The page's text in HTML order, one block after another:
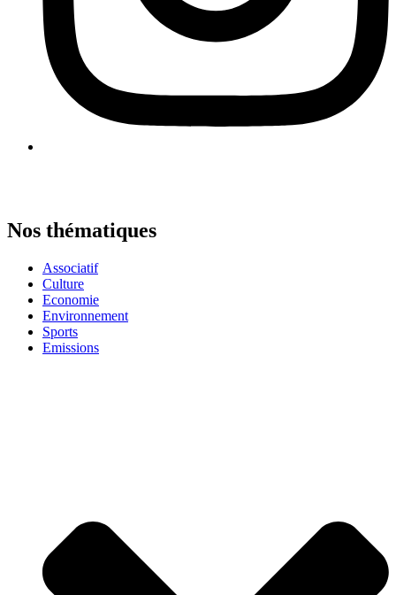
Nos thématiques
Associatif
Culture
Economie
Environnement
Sports
Emissions